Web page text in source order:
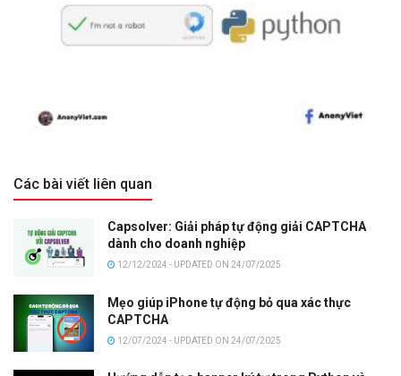
Các bài viết liên quan
Capsolver: Giải pháp tự động giải CAPTCHA
dành cho doanh nghiệp
12/12/2024 - UPDATED ON 24/07/2025
Mẹo giúp iPhone tự động bỏ qua xác thực
CAPTCHA
12/07/2024 - UPDATED ON 24/07/2025